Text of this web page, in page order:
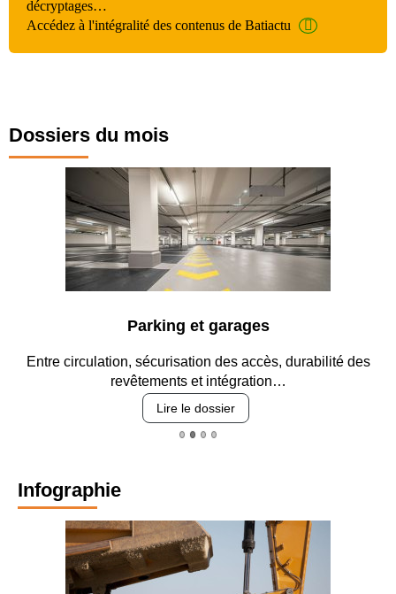
décryptages…
Accédez à l'intégralité des contenus de Batiactu
Dossiers du mois
Parking et garages
Entre circulation, sécurisation des accès, durabilité des
revêtements et intégration…
Lire le dossier
Infographie